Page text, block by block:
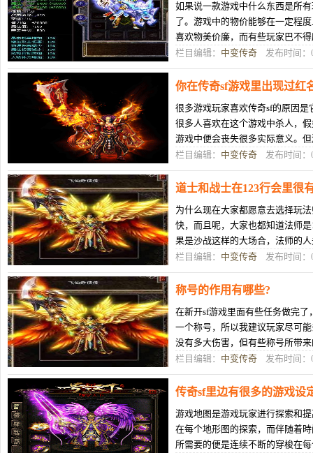
如果说一款游戏中什么东西是所
了。游戏中的物价能够在一定程
喜欢物美价廉，而有些玩家巴不
种不同的玩家群体，前者是希望在
栏目编辑： 中变传奇 发布时间：
你在传奇sf游戏里出现过红
很多游戏玩家喜欢传奇sf的原因
很多人喜欢在这个游戏中杀人，
游戏中便会丧失很多实际意义。
便杀人开红得话，其不良影响是相
栏目编辑： 中变传奇 发布时间：
道士和战士在123行会里很
为什么现在大家都愿意去选择玩
快，而且呢，大家也都知道法师
果是沙战这样的大场合，法师的
并不是说另外两个职业就没有优
栏目编辑： 中变传奇 发布时间：
称号的作用有哪些?
在新开sf游戏里面有些任务做完
一个称号，所以我建议玩家尽可
没有多大伤害，但有些称号所带
量的称号，玩家就会出现非常大的
栏目编辑： 中变传奇 发布时间：
传奇sf里边有很多的游戏设
游戏地图是游戏玩家进行探索和
在每个地形图的探索，而伴随着
所需要的便是连续不断的穿梭在